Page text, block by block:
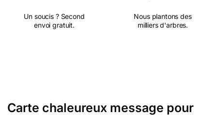
Un soucis ? Second
envoi gratuit.
Nous plantons des
milliers d'arbres.
Carte chaleureux message pour